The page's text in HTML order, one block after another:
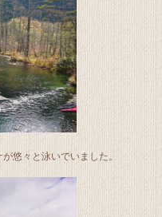
悠々と泳いでいました。